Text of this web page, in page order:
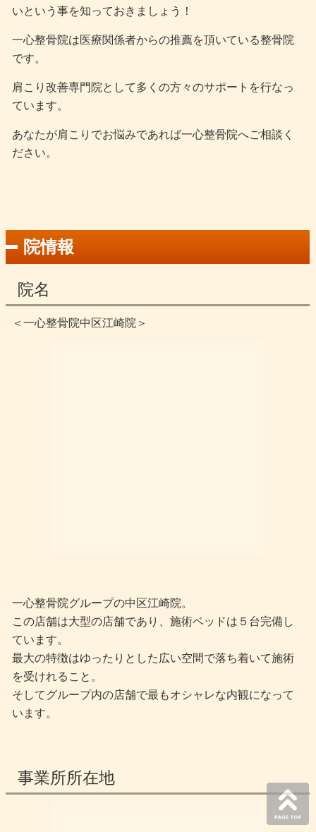
いという事を知っておきましょう！
一心整骨院は医療関係者からの推薦を頂いている整骨院
です。
肩こり改善専門院として多くの方々のサポートを行なっ
ています。
あなたが肩こりでお悩みであれば一心整骨院へご相談く
ださい。
院情報
院名
＜一心整骨院中区江崎院＞
一心整骨院グループの中区江崎院。
この店舗は大型の店舗であり、施術ベッドは５台完備し
ています。
最大の特徴はゆったりとした広い空間で落ち着いて施術
を受けれること。
そしてグループ内の店舗で最もオシャレな内観になって
います。
事業所所在地